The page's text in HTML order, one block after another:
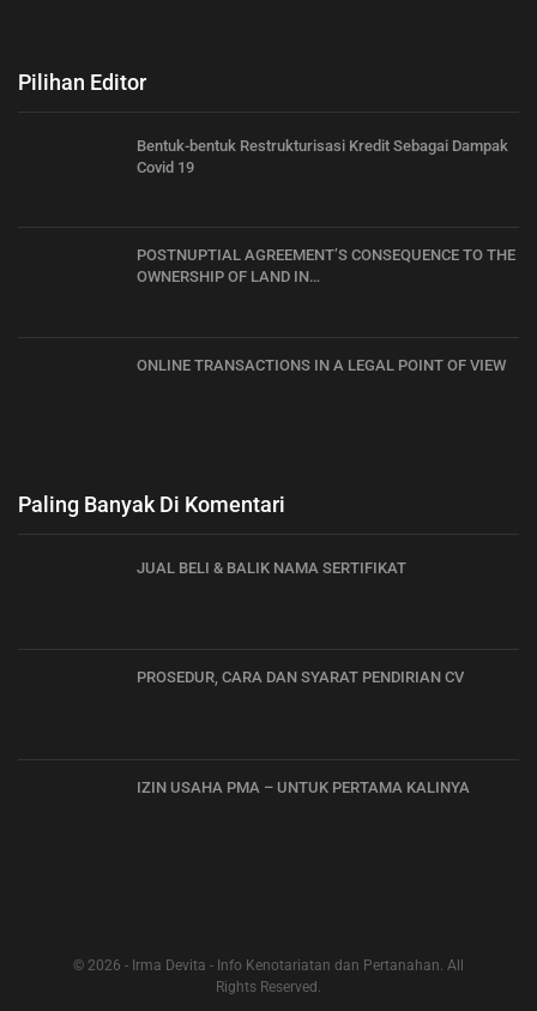
Pilihan Editor
Bentuk-bentuk Restrukturisasi Kredit Sebagai Dampak
Covid 19
POSTNUPTIAL AGREEMENT’S CONSEQUENCE TO THE
OWNERSHIP OF LAND IN…
ONLINE TRANSACTIONS IN A LEGAL POINT OF VIEW
Paling Banyak Di Komentari
JUAL BELI & BALIK NAMA SERTIFIKAT
PROSEDUR, CARA DAN SYARAT PENDIRIAN CV
IZIN USAHA PMA – UNTUK PERTAMA KALINYA
© 2026 - Irma Devita - Info Kenotariatan dan Pertanahan. All
Rights Reserved.